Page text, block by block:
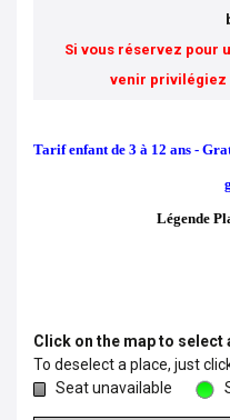
Si vous réservez pour
venir privilégiez
Tarif enfant de 3 à 12 ans -
Légende
Click on the map to select
To deselect a place, just
Seat unavailable